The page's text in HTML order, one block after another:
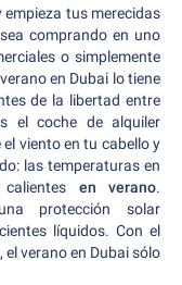
empieza tus merecidas
comprando en uno
o simplemente
en Dubai lo tiene
de la libertad entre
el coche de alquiler
viento en tu cabello y
las temperaturas en
en verano.
protección solar
líquidos. Con el
verano en Dubai sólo